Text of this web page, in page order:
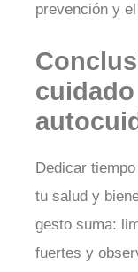
prevención y
Dedicar
tu salud y
gesto suma:
fuertes y